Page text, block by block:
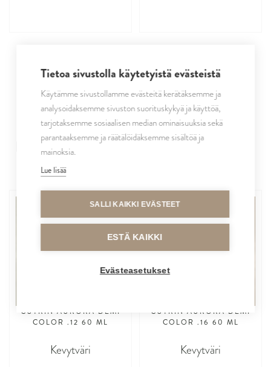
AURORA KEVYTVÄRI
TAITTOSÄVYSARJA
Näillä sävyillä saavutat kauniin
puuterisen vivahteen, pehmeän taiton
ja toteutat kiiltokäsittelyn.
.12
CUTRIN AURORA DEMI
COLOR .12 60 ML
Kevytväri
.16
CUTRIN AURORA DEMI
COLOR .16 60 ML
Kevytväri
Tietoa sivustolla käytetyistä evästeistä
Käytämme sivustollamme evästeitä kerätäksemme ja
analysoidaksemme sivuston suorituskykyä ja käyttöä,
tarjotaksemme sosiaalisen median ominaisuuksia sekä
parantaaksemme ja räätälöidäksemme sisältöä ja
mainoksia.
Lue lisää
SALLI KAIKKI EVÄSTEET
ESTÄ KAIKKI
Evästeasetukset